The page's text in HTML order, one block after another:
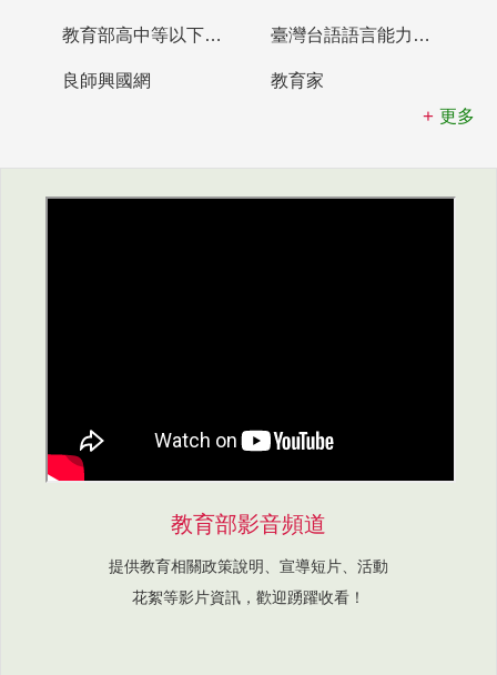
教育部高中等以下學校及幼兒園教師資格檢定考試 臺灣台語語言能力認證網站
良師興國網
教育家
更多
教育部影音頻道
提供教育相關政策說明、宣導短片、活動
花絮等影片資訊，歡迎踴躍收看！